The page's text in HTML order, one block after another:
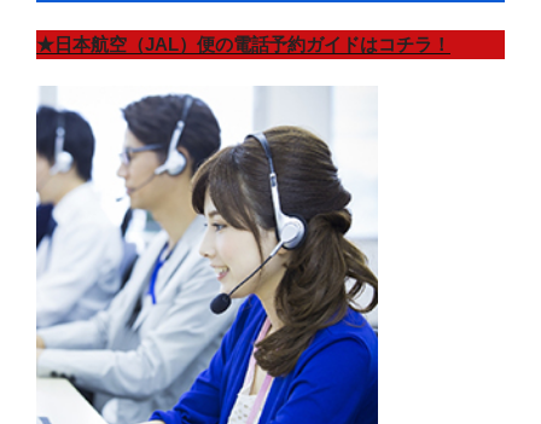
★日本航空（JAL）便の電話予約ガイドはコチラ！